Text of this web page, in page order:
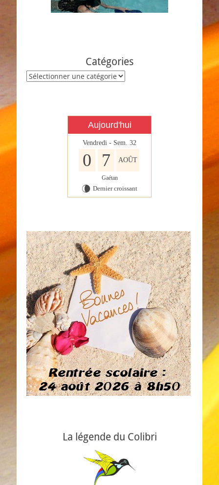
Catégories
Catégories
Aujourd'hui
Vendredi - Sem. 32
0 7 AOÛT
Gaétan
V Dernier croissant
La légende du Colibri